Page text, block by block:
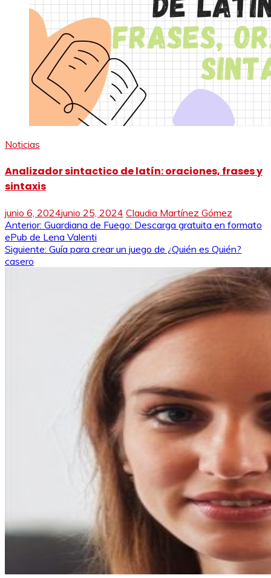
Noticias
Analizador sintactico de latín: oraciones, frases y
sintaxis
junio 6, 2024junio 25, 2024 Claudia Martínez Gómez
Navegación
de
entradas
Anterior: Guardiana de Fuego: Descarga gratuita en formato
ePub de Lena Valenti
Siguiente: Guía para crear un juego de ¿Quién es Quién?
casero